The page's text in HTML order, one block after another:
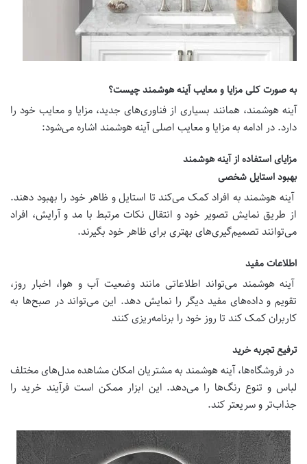
به صورت کلی مزایا و معایب آینه هوشمند چیست؟
آینه هوشمند، همانند بسیاری از فناوری‌های جدید، مزایا و معایب خود را
دارد. در ادامه به مزایا و معایب اصلی آینه هوشمند اشاره می‌شود:
مزایای استفاده از آینه هوشمند
بهبود استایل شخصی
آینه هوشمند به افراد کمک می‌کند تا استایل و ظاهر خود را بهبود دهند.
از طریق نمایش تصویر خود و انتقال نکات مرتبط با مد و آرایش، افراد
می‌توانند تصمیم‌گیری‌های بهتری برای ظاهر خود بگیرند.
اطلاعات مفید
آینه هوشمند می‌تواند اطلاعاتی مانند وضعیت آب و هوا، اخبار روز،
تقویم و داده‌های مفید دیگر را نمایش دهد. این می‌تواند در صبح‌ها به
کاربران کمک کند تا روز خود را برنامه‌ریزی کنند
ترفیع تجربه خرید
در فروشگاه‌ها، آینه هوشمند به مشتریان امکان مشاهده مدل‌های مختلف
لباس و تنوع رنگ‌ها را می‌دهد. این ابزار ممکن است فرآیند خرید را
جذاب‌تر و سریعتر کند.